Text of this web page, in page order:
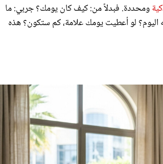
ومحددة. فبدلاً من: كيف كان يومك؟ جربي: ما
لو أعطيت يومك علامة، كم ستكون؟ هذه